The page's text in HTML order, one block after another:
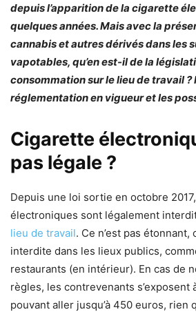
depuis l’apparition de la cigarette
quelques années. Mais avec la
cannabis et autres dérivés dans les
vapotables, qu’en est-il de la
consommation sur le lieu de travail ?
réglementation en vigueur et les
Cigarette
pas légale ?
Depuis une loi sortie en octobre
électroniques sont légalement
lieu de travail. Ce n’est pas
interdite dans les lieux publics,
restaurants (en intérieur). En cas de
règles, les contrevenants s’exposent
pouvant aller jusqu’à 450 euros, rien